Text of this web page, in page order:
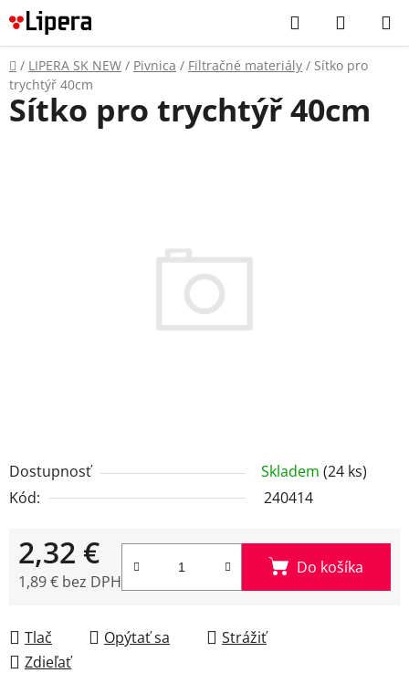
Prejsť
na
obsah
Hľadať
KOŠÍK
Domov
/ LIPERA SK NEW / Pivnica / Filtračné materiály / Sítko pro
trychtýř 40cm
Dostupnosť Skladem (24 ks)
Kód:
240414
2,32 €
1,89 € bez DPH
Do košíka
Tlač Opýtať sa
Strážiť
Zdieľať
Sítko pro trychtýř 40cm